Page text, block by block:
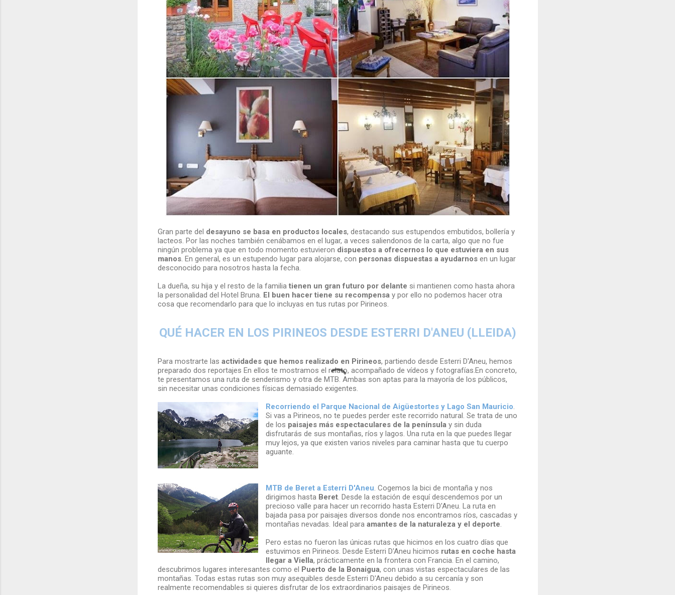
Gran parte del desayuno se basa en productos locales, destacando sus estupendos embutidos, bollería y
lacteos. Por las noches también cenábamos en el lugar, a veces saliendonos de la carta, algo que no fue
ningún problema ya que en todo momento estuvieron dispuestos a ofrecernos lo que estuviera en sus
manos. En general, es un estupendo lugar para alojarse, con personas dispuestas a ayudarnosen un lugar
desconocido para nosotros hasta la fecha.
La dueña, su hija y el resto de la familia tienen un gran futuro por delante si mantienen como hasta ahora
la personalidad del Hotel Bruna. El buen hacer tiene su recompensay por ello no podemos hacer otra
cosa que recomendarlo para que lo incluyas en tus rutas por Pirineos.
QUÉ HACER EN LOS PIRINEOS DESDE ESTERRI D'ANEU (LLEIDA)
Para mostrarte las actividades que hemos realizado en Pirineos, partiendo desde Esterri D'Aneu, hemos
preparado dos reportajes En ellos te mostramos el relato, acompañado de vídeos y fotografías.En concreto,
te presentamos una ruta de senderismo y otra de MTB. Ambas son aptas para la mayoría de los públicos,
sin necesitar unas condiciones físicas demasiado exigentes.
Recorriendo el Parque Nacional de Aigüestortes y Lago San Mauricio.
Si vas a Pirineos, no te puedes perder este recorrido natural. Se trata de uno
de los paisajes más espectaculares de la penínsulay sin duda
disfrutarás de sus montañas, ríos y lagos. Una ruta en la que puedes llegar
muy lejos, ya que existen varios niveles para caminar hasta que tu cuerpo
aguante.
MTB de Beret a Esterri D'Aneu. Cogemos la bici de montaña y nos
dirigimos hasta Beret. Desde la estación de esquí descendemos por un
precioso valle para hacer un recorrido hasta Esterri D'Aneu. La ruta en
bajada pasa por paisajes diversos donde nos encontramos ríos, cascadas y
montañas nevadas. Ideal para amantes de la naturaleza y el deporte.
Pero estas no fueron las únicas rutas que hicimos en los cuatro días que
estuvimos en Pirineos. Desde Esterri D'Aneu hicimos rutas en coche hasta
llegar a Viella, prácticamente en la frontera con Francia. En el camino,
descubrimos lugares interesantes como el Puerto de la Bonaigua, con unas vistas espectaculares de las
montañas. Todas estas rutas son muy asequibles desde Esterri D'Aneu debido a su cercanía y son
realmente recomendables si quieres disfrutar de los extraordinarios paisajes de Pirineos.